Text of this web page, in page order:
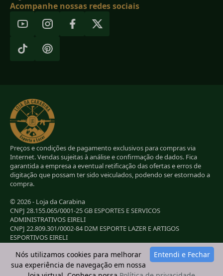
Acompanhe nossas redes sociais
Preços e condições de pagamento exclusivos para compras via
Internet. Vendas sujeitas à análise e confirmação de dados. Fica
garantida a empresa a eventual retificação das ofertas e erros de
digitação que possam ter sido veiculados, podendo ser estornado a
compra.
© 2026 - Loja da Carabina
CNPJ 28.155.065/0001-25 GB ESPORTES E SERVICOS
ADMINISTRATIVOS EIRELI
CNPJ 22.809.301/0002-84 D2M ESPORTE LAZER E ARTIGOS
ESPORTIVOS EIRELI
CNPJ 38.283.264/0001-72 LC ESPORTES E LAZER LTDA
CNPJ 42.084.009/0001-78 2G E B ESPORTE E LAZER LTDAEntendi e Fechar
Nós utilizamos cookies para melhorar
sua experiência de navegação em nossa